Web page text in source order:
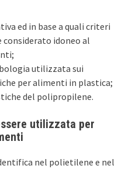
ed in base a quali criteri
idoneo al
utilizzata sui
per alimenti in plastica;
del polipropilene.
utilizzata per
nel polietilene e nel